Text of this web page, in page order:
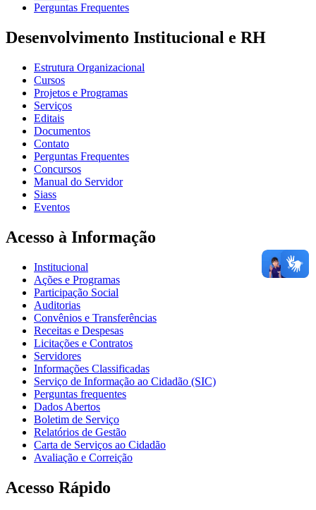
Perguntas Frequentes
Desenvolvimento Institucional e RH
Estrutura Organizacional
Cursos
Projetos e Programas
Serviços
Editais
Documentos
Contato
Perguntas Frequentes
Concursos
Manual do Servidor
Siass
Eventos
Acesso à Informação
Institucional
Ações e Programas
Participação Social
Auditorias
Convênios e Transferências
Receitas e Despesas
Licitações e Contratos
Servidores
Informações Classificadas
Serviço de Informação ao Cidadão (SIC)
Perguntas frequentes
Dados Abertos
Boletim de Serviço
Relatórios de Gestão
Carta de Serviços ao Cidadão
Avaliação e Correição
Acesso Rápido